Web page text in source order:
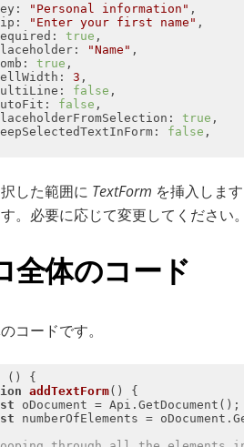
: "Personal information"
: "Enter your first name"
: true
: "Name"
: true
: 3
: false
: false
: true
: false
した範囲に TextForm を挿入します
。必要に応じて変更してください。
全体のコード
コードです。
( )
addTextForm( )